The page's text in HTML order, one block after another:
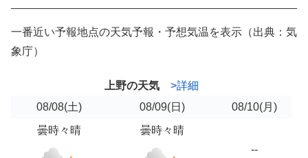
一番近い予報地点の天気予報・予想気温を表示（出典：気
象庁）
上野の天気
>詳細
08/08(土) 08/09(日) 08/10(月)
曇時々晴
曇時々晴
--